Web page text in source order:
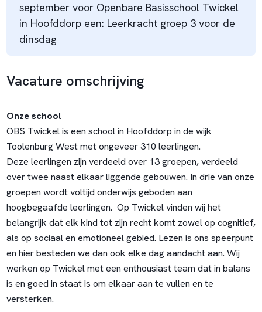
september voor Openbare Basisschool Twickel
in Hoofddorp een: Leerkracht groep 3 voor de
dinsdag
Vacature omschrijving
Onze school
OBS Twickel is een school in Hoofddorp in de wijk
Toolenburg West met ongeveer 310 leerlingen.
Deze leerlingen zijn verdeeld over 13 groepen, verdeeld
over twee naast elkaar liggende gebouwen. In drie van onze
groepen wordt voltijd onderwijs geboden aan
hoogbegaafde leerlingen. Op Twickel vinden wij het
belangrijk dat elk kind tot zijn recht komt zowel op cognitief,
als op sociaal en emotioneel gebied. Lezen is ons speerpunt
en hier besteden we dan ook elke dag aandacht aan. Wij
werken op Twickel met een enthousiast team dat in balans
is en goed in staat is om elkaar aan te vullen en te
versterken.